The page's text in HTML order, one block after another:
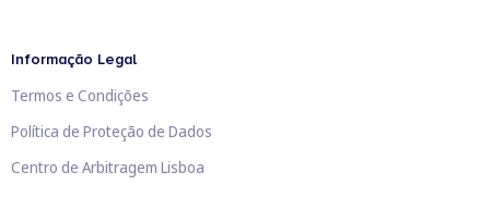
Informação Legal
Termos e Condições
Política de Proteção de Dados
Centro de Arbitragem Lisboa